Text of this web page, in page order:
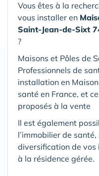
Vous êtes à la
vous installer en
Saint-Jean-de-Sixt
?
Maisons et Pôles de
Professionnels de
installation en
santé en France, et
proposés à la vente
Il est également
l’immobilier de
diversification de
à la résidence gérée.